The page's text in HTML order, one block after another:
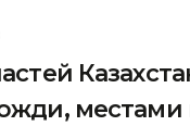
местами